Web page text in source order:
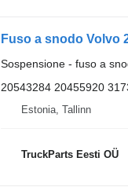
Fuso a snodo Volvo
Sospensione - fuso a
20543284 20455920
Estonia, Tallinn
TruckParts Eesti OÜ